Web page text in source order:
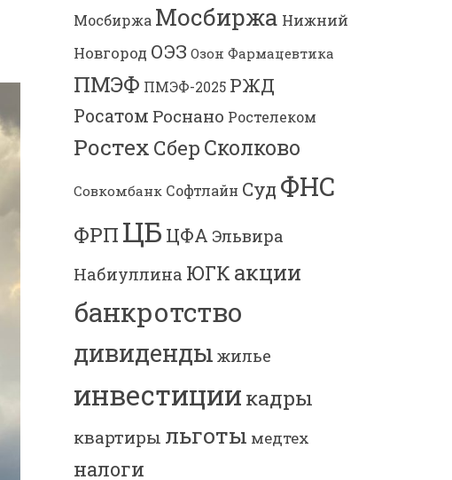
Мосбиржа Мосбиржа Нижний
Новгород ОЭЗ Озон Фармацевтика
ПМЭФ ПМЭФ-2025 РЖД
Росатом Роснано Ростелеком
Ростех Сбер Сколково
Совкомбанк Софтлайн Суд ФНС
ФРП ЦБ ЦФА Эльвира
Набиуллина ЮГК акции
банкротство
дивиденды жилье
инвестиции кадры
квартиры льготы медтех
налоги